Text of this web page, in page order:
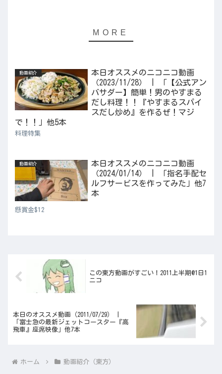
動画紹介
本日オススメのニコニコ動画
（2023/11/28） | 「【公式アン
バサダー】簡単！男のやすまる
だし料理！！『やすまるスパイ
スだし炒め』を作るぜ！マジ
で！！」他5本
料理特集
動画紹介
本日オススメのニコニコ動画
（2024/01/14） | 「指名手配セ
ルフサービスを作ってみた」他7
本
懸賞金$12
この東方動画がすごい！2011上半期@1日1
ニコ
本日のオススメ動画（2011/07/29） |
「富士急の最新ジェットコースター『高
飛車』座席映像」他7本
ホーム 動画紹介（東方）